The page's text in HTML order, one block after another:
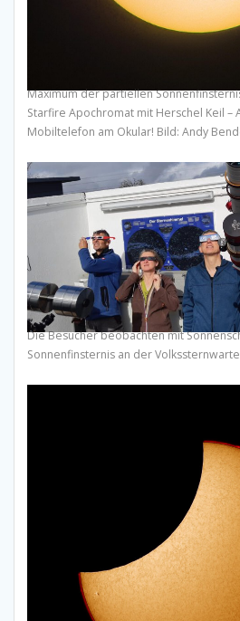
Maximum der partiellen
Starfire Apochromat mit Herschel Keil –
Mobiltelefon am Okular! Bild: Andy
Die Besucher beobachten mit
Sonnenfinsternis an der Volkssternwarte